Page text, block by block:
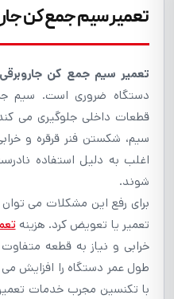
تعمیر سیم جمع کن
تعمیر سیم جمع کن
دستگاه ضروری است. سیم
قطعات داخلی جلوگیری می
سیم، شکستن فنر قرقره و
اغلب به دلیل استفاده
شوند.
برای رفع این مشکلات می توان
تعمیر یا تعویض کرد. هزینه
خرابی و نیاز به قطعه
طول عمر دستگاه را افزایش
با تکنسین مجرب خدمات